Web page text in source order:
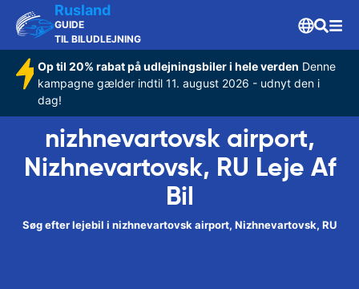
Rusland
GUIDE
TIL BILUDLEJNING
Op til 20% rabat på udlejningsbiler i hele verden Denne
kampagne gælder indtil 11. august 2026 - udnyt den i
dag!
nizhnevartovsk airport,
Nizhnevartovsk, RU Leje Af
Bil
Søg efter lejebil i nizhnevartovsk airport, Nizhnevartovsk, RU